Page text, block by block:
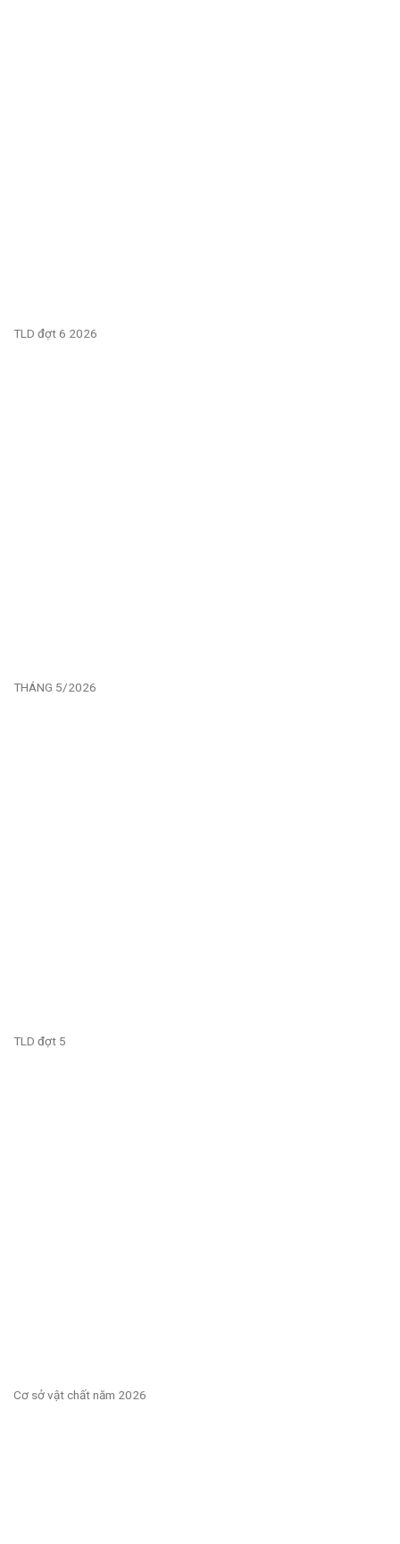
TLD đợt 6 2026
THÁNG 5/2026
TLD đợt 5
Cơ sở vật chất năm 2026